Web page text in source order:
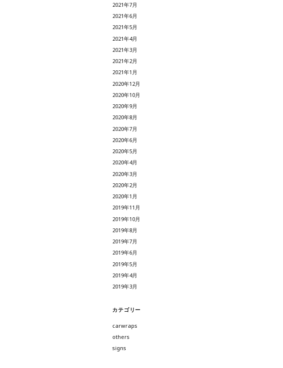
2021年7月
2021年6月
2021年5月
2021年4月
2021年3月
2021年2月
2021年1月
2020年12月
2020年10月
2020年9月
2020年8月
2020年7月
2020年6月
2020年5月
2020年4月
2020年3月
2020年2月
2020年1月
2019年11月
2019年10月
2019年8月
2019年7月
2019年6月
2019年5月
2019年4月
2019年3月
カテゴリー
carwraps
others
signs